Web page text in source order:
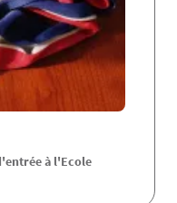
à l'Ecole